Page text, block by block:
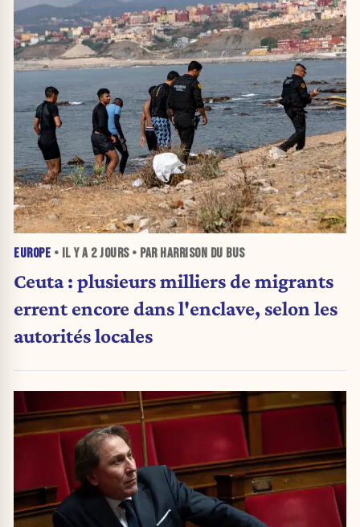
EUROPE • IL Y A 2 JOURS• PAR HARRISON DU BUS
Ceuta : plusieurs milliers de migrants
errent encore dans l'enclave, selon les
autorités locales